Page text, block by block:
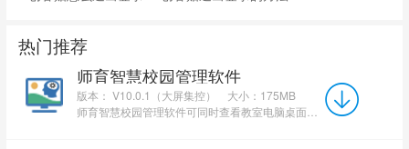
热门推荐
师育智慧校园管理软件
版本： V10.0.1（大屏集控）
大小：175MB